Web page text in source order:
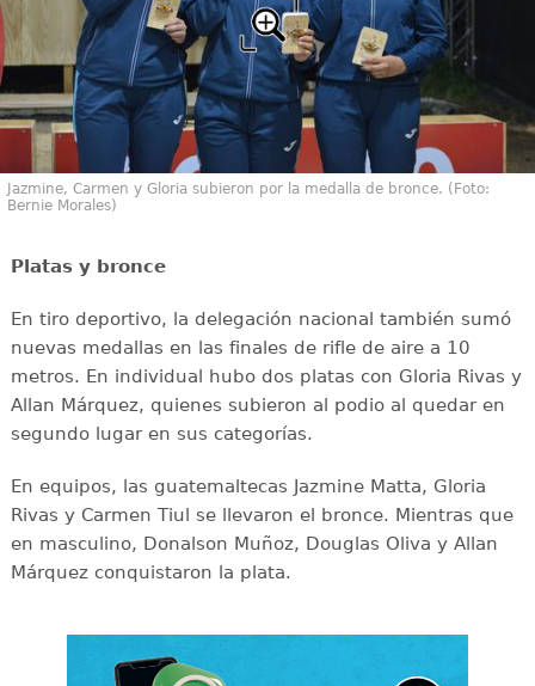
Jazmine, Carmen y Gloria subieron por la medalla de bronce. (Foto:
Bernie Morales)
Platas y bronce
En tiro deportivo, la delegación nacional también sumó
nuevas medallas en las finales de rifle de aire a 10
metros. En individual hubo dos platas con Gloria Rivas y
Allan Márquez, quienes subieron al podio al quedar en
segundo lugar en sus categorías.
En equipos, las guatemaltecas Jazmine Matta, Gloria
Rivas y Carmen Tiul se llevaron el bronce. Mientras que
en masculino, Donalson Muñoz, Douglas Oliva y Allan
Márquez conquistaron la plata.